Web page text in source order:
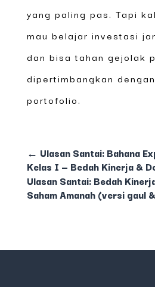
yang paling pas. Tapi
mau belajar investasi
dan bisa tahan gejolak
dipertimbangkan
portofolio.
← Ulasan Santai: Bahana
Kelas I — Bedah Kinerja &
Ulasan Santai: Bedah
Saham Amanah (versi gaul